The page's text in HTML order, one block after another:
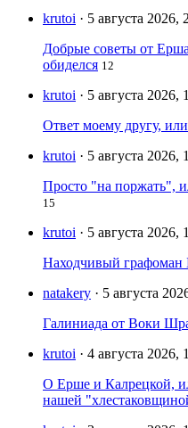
krutoi · 5 августа 2026,
Добрые советы от
обиделся 12
krutoi · 5 августа 2026,
Ответ моему другу,
krutoi · 5 августа 2026,
Просто "на поржать",
15
krutoi · 5 августа 2026,
Находчивый графоман
natakery · 5 августа
Галиниада от Воки
krutoi · 4 августа 2026,
О Ерше и Калрецкой,
нашей